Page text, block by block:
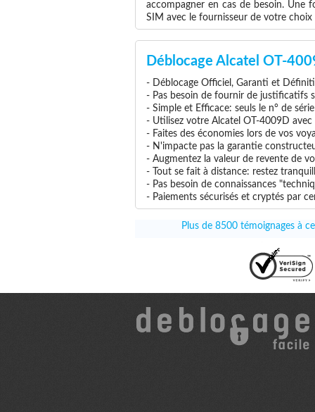
accompagner en cas de besoin. Une
SIM avec le fournisseur de votre
Déblocage Alcatel OT-
- Déblocage Officiel, Garanti et
- Pas besoin de fournir de justificatifs
- Simple et Efficace: seuls le n° de
- Utilisez votre Alcatel OT-4009D
- Faites des économies lors de vos
- N'impacte pas la garantie
- Augmentez la valeur de revente de
- Tout se fait à distance: restez
- Pas besoin de connaissances
- Paiements sécurisés et cryptés par
Plus de 8500 témoignages à